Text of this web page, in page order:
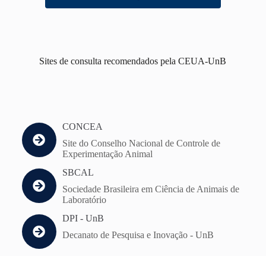
Sites de consulta recomendados pela CEUA-UnB
CONCEA
Site do Conselho Nacional de Controle de
Experimentação Animal
SBCAL
Sociedade Brasileira em Ciência de Animais de
Laboratório
DPI - UnB
Decanato de Pesquisa e Inovação - UnB